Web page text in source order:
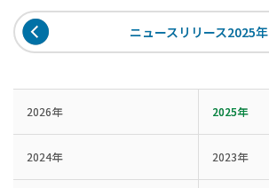
ニュースリリース2025年
2026年 2025年
2024年 2023年